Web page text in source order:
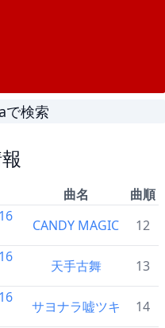
検索
曲名
曲順
CANDY MAGIC 12
天手古舞 13
サヨナラ嘘ツキ 14